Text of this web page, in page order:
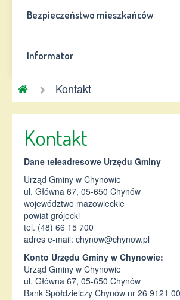
Bezpieczeństwo mieszkańców
Informator
Gmina
Chynów
Kontakt
Kontakt
Dane teleadresowe Urzędu Gminy
Urząd Gminy w Chynowie
ul. Główna 67, 05-650 Chynów
województwo mazowieckie
powiat grójecki
tel. (48) 66 15 700
adres e-mail: chynow@chynow.pl
Konto Urzędu Gminy w Chynowie:
Urząd Gminy w Chynowie
ul. Główna 67, 05-650 Chynów
Bank Spółdzielczy Chynów nr 26 9121